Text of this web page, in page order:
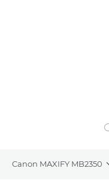
Canon MAXIFY MB2350